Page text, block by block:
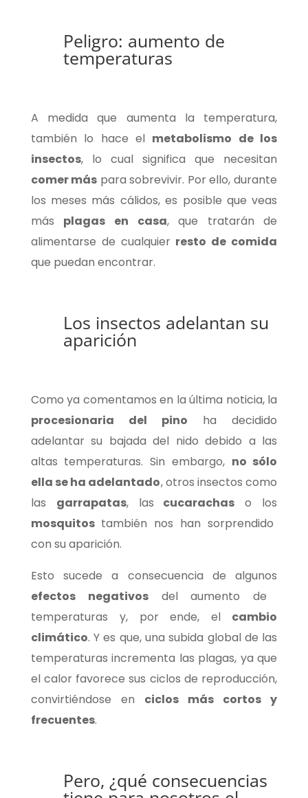
Peligro: aumento de
temperaturas
A medida que aumenta la temperatura,
también lo hace el metabolismo de los
insectos, lo cual significa que necesitan
comer más para sobrevivir. Por ello, durante
los meses más cálidos, es posible que veas
más plagas en casa, que tratarán de
alimentarse de cualquierresto de comida
que puedan encontrar.
Los insectos adelantan su
aparición
Como ya comentamos en la última noticia, la
procesionaria del pino ha decidido
adelantar su bajada del nido debido a las
altas temperaturas. Sin embargo, no sólo
ella se ha adelantado, otros insectos como
las garrapatas, las cucarachas o los
mosquitostambién nos han sorprendido
con su aparición.
Esto sucede a consecuencia de algunos
efectos negativosdel aumento de
temperaturas y, por ende, el cambio
climático. Y es que, una subida global de las
temperaturas incrementa las plagas, ya que
el calor favorece sus ciclos de reproducción,
convirtiéndose en ciclos más cortos y
frecuentes.
Pero, ¿qué consecuencias